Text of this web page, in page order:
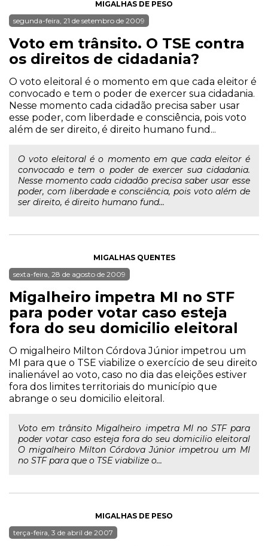
MIGALHAS DE PESO
segunda-feira, 21 de setembro de 2009
Voto em trânsito. O TSE contra
os direitos de cidadania?
O voto eleitoral é o momento em que cada eleitor é
convocado e tem o poder de exercer sua cidadania.
Nesse momento cada cidadão precisa saber usar
esse poder, com liberdade e consciência, pois voto
além de ser direito, é direito humano fund...
O voto eleitoral é o momento em que cada eleitor é
convocado e tem o poder de exercer sua cidadania.
Nesse momento cada cidadão precisa saber usar esse
poder, com liberdade e consciência, pois voto além de
ser direito, é direito humano fund...
MIGALHAS QUENTES
sexta-feira, 28 de agosto de 2009
Migalheiro impetra MI no STF
para poder votar caso esteja
fora do seu domicilio eleitoral
O migalheiro Milton Córdova Júnior impetrou um
MI para que o TSE viabilize o exercício de seu direito
inalienável ao voto, caso no dia das eleições estiver
fora dos limites territoriais do município que
abrange o seu domicilio eleitoral.
Voto em trânsito Migalheiro impetra MI no STF para
poder votar caso esteja fora do seu domicilio eleitoral
O migalheiro Milton Córdova Júnior impetrou um MI
no STF para que o TSE viabilize o...
MIGALHAS DE PESO
terça-feira, 3 de abril de 2007